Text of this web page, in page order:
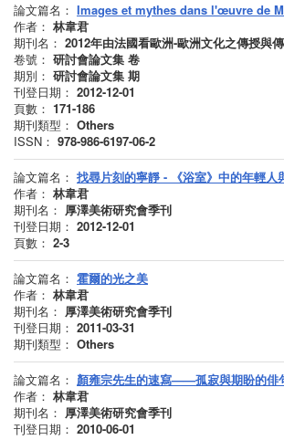
論文篇名： Images et mythes dans l'œuvre de
作者： 林韋君
期刊名： 2012年由法國看歐洲-歐洲文化之傳授與
卷號： 研討會論文集 卷
期別： 研討會論文集 期
刊登日期： 2012-12-01
頁數： 171-186
期刊類型： Others
ISSN： 978-986-6197-06-2
論文篇名： 找尋片刻的寧靜 - 《浴室》中的年輕人
作者： 林韋君
期刊名： 厚澤美術研究會季刊
刊登日期： 2012-12-01
頁數： 2-3
論文篇名： 霍爾的光之美
作者： 林韋君
期刊名： 厚澤美術研究會季刊
刊登日期： 2011-03-31
期刊類型： Others
論文篇名： 顏雍宗先生的速寫——孤寂與期盼的俳
作者： 林韋君
期刊名： 厚澤美術研究會季刊
刊登日期： 2010-06-01